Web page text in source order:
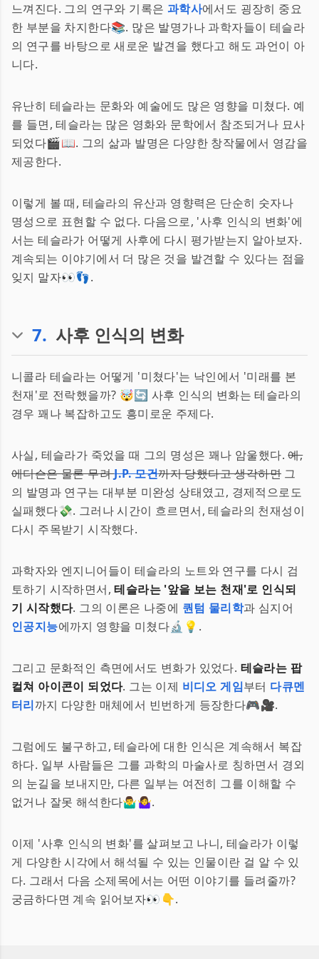
느껴진다. 그의 연구와 기록은 과학사에서도 굉장히 중요
한 부분을 차지한다📚. 많은 발명가나 과학자들이 테슬라
의 연구를 바탕으로 새로운 발견을 했다고 해도 과언이 아
니다.
유난히 테슬라는 문화와 예술에도 많은 영향을 미쳤다. 예
를 들면, 테슬라는 많은 영화와 문학에서 참조되거나 묘사
되었다🎬📖. 그의 삶과 발명은 다양한 창작물에서 영감을
제공한다.
이렇게 볼 때, 테슬라의 유산과 영향력은 단순히 숫자나
명성으로 표현할 수 없다. 다음으로, '사후 인식의 변화'에
서는 테슬라가 어떻게 사후에 다시 평가받는지 알아보자.
계속되는 이야기에서 더 많은 것을 발견할 수 있다는 점을
잊지 말자👀👣.
7. 사후 인식의 변화
니콜라 테슬라는 어떻게 '미쳤다'는 낙인에서 '미래를 본
천재'로 전락했을까? 🤯🔄 사후 인식의 변화는 테슬라의
경우 꽤나 복잡하고도 흥미로운 주제다.
사실, 테슬라가 죽었을 때 그의 명성은 꽤나 암울했다.예,
에디슨은 물론 무려J.P. 모건까지 당했다고 생각하면 그
의 발명과 연구는 대부분 미완성 상태였고, 경제적으로도
실패했다💸. 그러나 시간이 흐르면서, 테슬라의 천재성이
다시 주목받기 시작했다.
과학자와 엔지니어들이 테슬라의 노트와 연구를 다시 검
토하기 시작하면서,테슬라는 '앞을 보는 천재'로 인식되
기 시작했다. 그의 이론은 나중에 퀀텀 물리학과 심지어
인공지능에까지 영향을 미쳤다🔬💡.
그리고 문화적인 측면에서도 변화가 있었다. 테슬라는 팝
컬쳐 아이콘이 되었다. 그는 이제 비디오 게임부터 다큐멘
터리까지 다양한 매체에서 빈번하게 등장한다🎮🎥.
그럼에도 불구하고, 테슬라에 대한 인식은 계속해서 복잡
하다. 일부 사람들은 그를 과학의 마술사로 칭하면서 경외
의 눈길을 보내지만, 다른 일부는 여전히 그를 이해할 수
없거나 잘못 해석한다🤷‍♂️🤷‍♀️.
이제 '사후 인식의 변화'를 살펴보고 나니, 테슬라가 이렇
게 다양한 시각에서 해석될 수 있는 인물이란 걸 알 수 있
다. 그래서 다음 소제목에서는 어떤 이야기를 들려줄까?
궁금하다면 계속 읽어보자👀👇.